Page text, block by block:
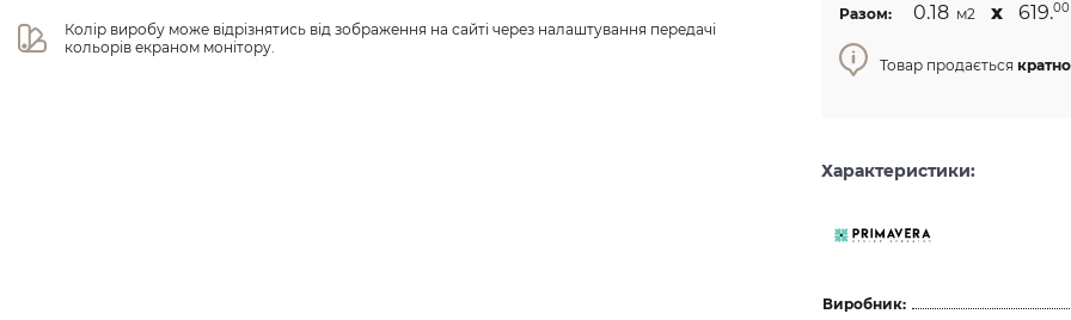
Колір виробу може відрізнятись від зображення на сайті через налаштування передачі
кольорів екраном монітору.
Разом: 0.18 м2 х 619.00
Товар продається
Характеристики:
Виробник: